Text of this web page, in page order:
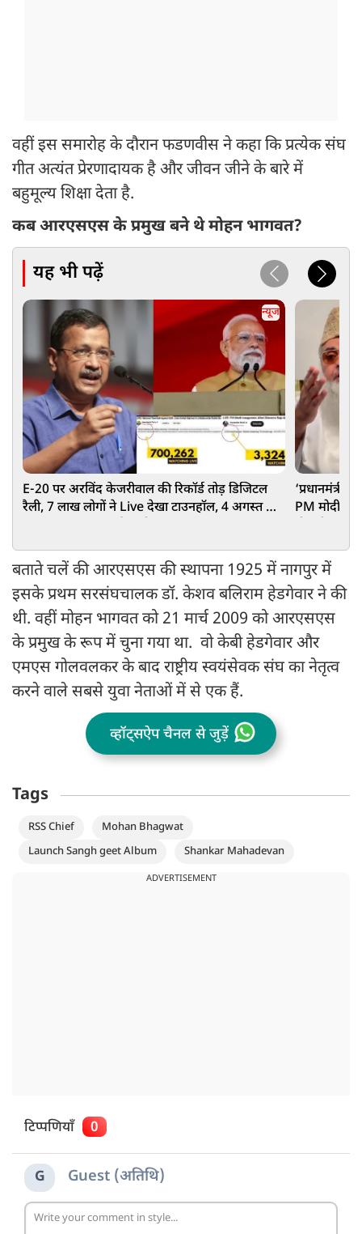
वहीं इस समारोह के दौरान फडणवीस ने कहा कि प्रत्येक संघ
गीत अत्यंत प्रेरणादायक है और जीवन जीने के बारे में
बहुमूल्य शिक्षा देता है.
कब आरएसएस के प्रमुख बने थे मोहन भागवत?
यह भी पढ़ें
न्यूज
E-20 पर अरविंद केजरीवाल की रिकॉर्ड तोड़ डिजिटल
रैली, 7 लाख लोगों ने Live देखा टाउनहॉल, 4 अगस्त को
PM मोदी
बताते चलें की आरएसएस की स्थापना 1925 में नागपुर में
इसके प्रथम सरसंघचालक डॉ. केशव बलिराम हेडगेवार ने की
थी. वहीं मोहन भागवत को 21 मार्च 2009 को आरएसएस
के प्रमुख के रूप में चुना गया था. वो केबी हेडगेवार और
एमएस गोलवलकर के बाद राष्ट्रीय स्वयंसेवक संघ का नेतृत्व
करने वाले सबसे युवा नेताओं में से एक हैं.
व्हॉट्सऐप चैनल से जुड़ें
Tags
RSS Chief
Mohan Bhagwat
Launch Sangh geet Album
Shankar Mahadevan
ADVERTISEMENT
टिप्पणियाँ 0
G Guest (अतिथि)